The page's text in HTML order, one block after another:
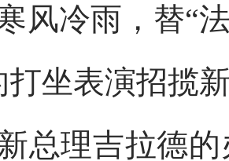
风冷雨，替“
打坐表演招揽
总理吉拉德